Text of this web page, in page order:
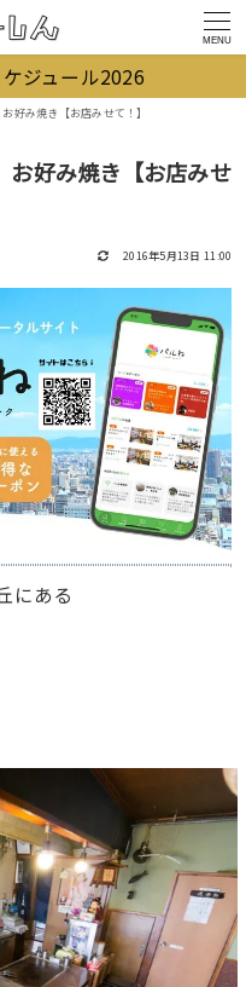
MENU
ジュール2026
好み焼き【お店みせて！】
お好み焼き【お店みせ
2016年5月13日 11:00
にある